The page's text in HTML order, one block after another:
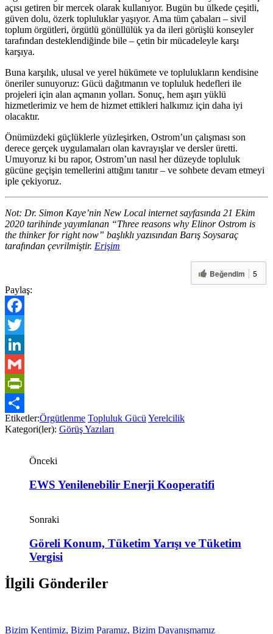
açısı getiren bir mercek olarak kullanıyor. Bugün bu ülkede çeşitli,
güven dolu, özerk topluluklar yaşıyor. Ama tüm çabaları – sivil
toplum örgütleri, örgütlü gönüllülük ya da ileri görüşlü konseyler
tarafından desteklendiğinde bile – çetin bir mücadeleyle karşı
karşıya.
Buna karşılık, ulusal ve yerel hükümete ve toplulukların kendisine
öneriler sunuyoruz: Gücü dağıtmanın ve topluluk hedefleri ile
projeleri için alan açmanın yolları. Sonuç, hem aşırı yüklü
hizmetlerimiz ve hem de hizmet ettikleri halkımız için daha iyi
olacaktır.
Önümüzdeki güçlüklerle yüzleşirken, Ostrom’un çalışması son
derece gerçek uygulamaları olan kavrayışlar ve dersler üretti.
Umuyoruz ki bu rapor, Ostrom’un nasıl her düzeyde topluluk
gücüne geçişin temellerini attığını tanıtır – ve sohbete devam etmeyi
iple çekiyoruz.
Not: Dr. Simon Kaye’nin New Local internet sayfasında 21 Ekim
2020 tarihinde yayımlanan “Three reasons why Elinor Ostrom is
the thinker for right now” başlıklı yazısından Barış Soysaraç
tarafından çevrilmiştir. Erişim
Beğendim
5
Paylaş:
Facebook
Twitter
LinkedIn
Gmail
PrintFriendly
Share
Etiketler:Örgütlenme Topluluk Gücü Yerelcilik
Kategori(ler): Görüş Yazıları
gezinmesi
Önceki
EWS Yenilenebilir Enerji Kooperatifi
Sonraki
Göreli Konum, Tüketim Yarışı ve Tüketim
Vergisi
İlgili Gönderiler
Bizim Kentimiz, Bizim Paramız, Bizim Dayanışmamız